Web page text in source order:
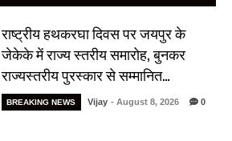
राष्ट्रीय हथकरघा दिवस पर जयपुर के
जेकेके में राज्य स्तरीय समारोह, बुनकर
राज्यस्तरीय पुरस्कार से सम्मानित…
BREAKING NEWS Vijay - August 8, 2026 0